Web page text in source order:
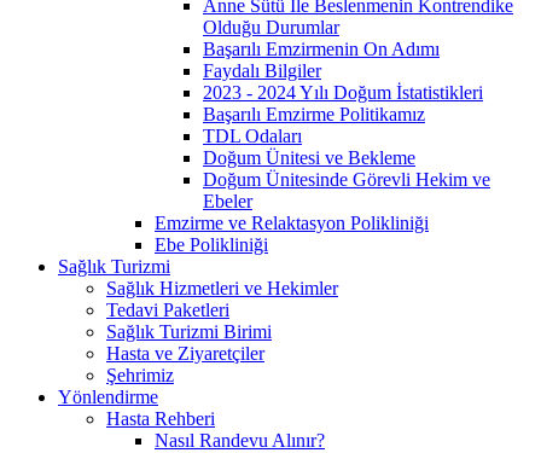
Anne Sütü İle Beslenmenin Kontrendike
Olduğu Durumlar
Başarılı Emzirmenin On Adımı
Faydalı Bilgiler
2023 - 2024 Yılı Doğum İstatistikleri
Başarılı Emzirme Politikamız
TDL Odaları
Doğum Ünitesi ve Bekleme
Doğum Ünitesinde Görevli Hekim ve
Ebeler
Emzirme ve Relaktasyon Polikliniği
Ebe Polikliniği
Sağlık Turizmi
Sağlık Hizmetleri ve Hekimler
Tedavi Paketleri
Sağlık Turizmi Birimi
Hasta ve Ziyaretçiler
Şehrimiz
Yönlendirme
Hasta Rehberi
Nasıl Randevu Alınır?